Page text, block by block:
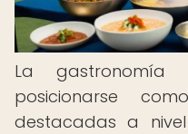
La gastronomía
posicionarse
destacadas a